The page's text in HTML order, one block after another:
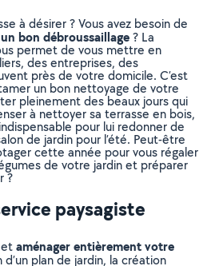
à désirer ? Vous avez besoin de
bon débroussaillage? La
permet de vous mettre en
des entreprises, des
près de votre domicile. C’est
un bon nettoyage de votre
pleinement des beaux jours qui
à nettoyer sa terrasse en bois,
pour lui redonner de
de jardin pour l’été. Peut-être
cette année pour vous régaler
de votre jardin et préparer
?
paysagiste
aménager entièrement votre
d’un plan de jardin, la création